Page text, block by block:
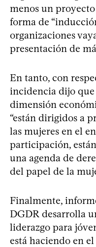
menos un
forma de
organizaciones
presentación de
En tanto, con
incidencia dijo
dimensión
“están dirigidos a
las mujeres en el
participación,
una agenda de
del papel de la
Finalmente,
DGDR desarrolla
liderazgo para
está haciendo en